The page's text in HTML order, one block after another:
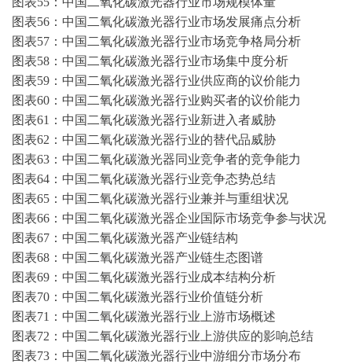
图表56：中国二氧化碳激光器行业市场发展痛点分析
图表57：中国二氧化碳激光器行业市场竞争格局分析
图表58：中国二氧化碳激光器行业市场集中度分析
图表59：中国二氧化碳激光器行业供应商的议价能力
图表60：中国二氧化碳激光器行业购买者的议价能力
图表61：中国二氧化碳激光器行业新进入者威胁
图表62：中国二氧化碳激光器行业的替代品威胁
图表63：中国二氧化碳激光器同业竞争者的竞争能力
图表64：中国二氧化碳激光器行业竞争态势总结
图表65：中国二氧化碳激光器行业兼并与重组状况
图表66：中国二氧化碳激光器企业国际市场竞争参与状况
图表67：中国二氧化碳激光器产业链结构
图表68：中国二氧化碳激光器产业链生态图谱
图表69：中国二氧化碳激光器行业成本结构分析
图表70：中国二氧化碳激光器行业价值链分析
图表71：中国二氧化碳激光器行业上游市场概述
图表72：中国二氧化碳激光器行业上游供应的影响总结
图表73：中国二氧化碳激光器行业中游细分市场分布